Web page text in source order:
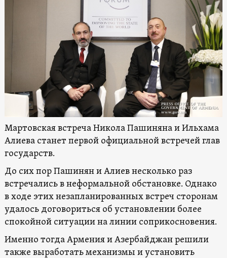
Мартовская встреча Никола Пашиняна и Ильхама
Алиева станет первой официальной встречей глав
государств.
До сих пор Пашинян и Алиев несколько раз
встречались в неформальной обстановке. Однако
в ходе этих незапланированных встреч сторонам
удалось договориться об установлении более
спокойной ситуации на линии соприкосновения.
Именно тогда Армения и Азербайджан решили
также выработать механизмы и установить